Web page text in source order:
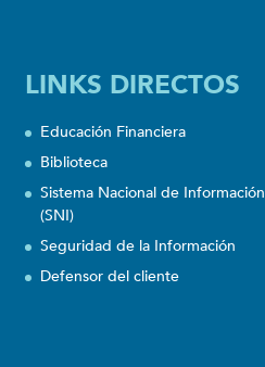
LINKS DIRECTOS
Educación Financiera
Biblioteca
Sistema Nacional de Información
(SNI)
Seguridad de la Información
Defensor del cliente